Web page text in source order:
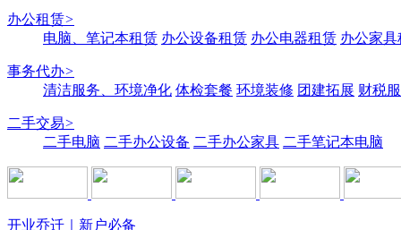
办公租赁>
电脑、笔记本租赁 办公设备租赁 办公电器租赁 办公家具
事务代办>
清洁服务、环境净化 体检套餐 环境装修 团建拓展 财税
二手交易>
二手电脑 二手办公设备 二手办公家具 二手笔记本电脑
开业乔迁｜新户必备